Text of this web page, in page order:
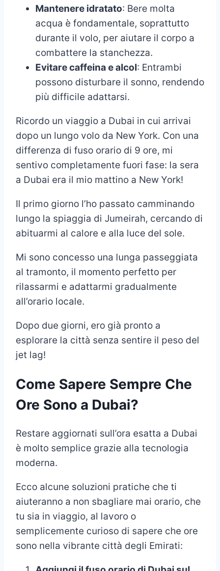
Mantenere idratato: Bere molta
acqua è fondamentale, soprattutto
durante il volo, per aiutare il corpo a
combattere la stanchezza.
Evitare caffeina e alcol: Entrambi
possono disturbare il sonno, rendendo
più difficile adattarsi.
Ricordo un viaggio a Dubai in cui arrivai
dopo un lungo volo da New York. Con una
differenza di fuso orario di 9 ore, mi
sentivo completamente fuori fase: la sera
a Dubai era il mio mattino a New York!
Il primo giorno l’ho passato camminando
lungo la spiaggia di Jumeirah, cercando di
abituarmi al calore e alla luce del sole.
Mi sono concesso una lunga passeggiata
al tramonto, il momento perfetto per
rilassarmi e adattarmi gradualmente
all’orario locale.
Dopo due giorni, ero già pronto a
esplorare la città senza sentire il peso del
jet lag!
Come Sapere Sempre Che
Ore Sono a Dubai?
Restare aggiornati sull’ora esatta a Dubai
è molto semplice grazie alla tecnologia
moderna.
Ecco alcune soluzioni pratiche che ti
aiuteranno a non sbagliare mai orario, che
tu sia in viaggio, al lavoro o
semplicemente curioso di sapere che ore
sono nella vibrante città degli Emirati: